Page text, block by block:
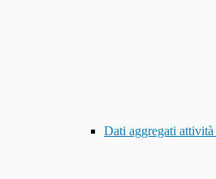
Dati aggregati